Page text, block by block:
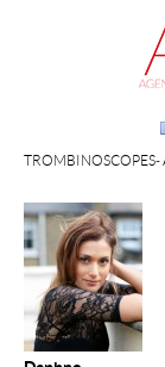
TROMBINOSCOPES